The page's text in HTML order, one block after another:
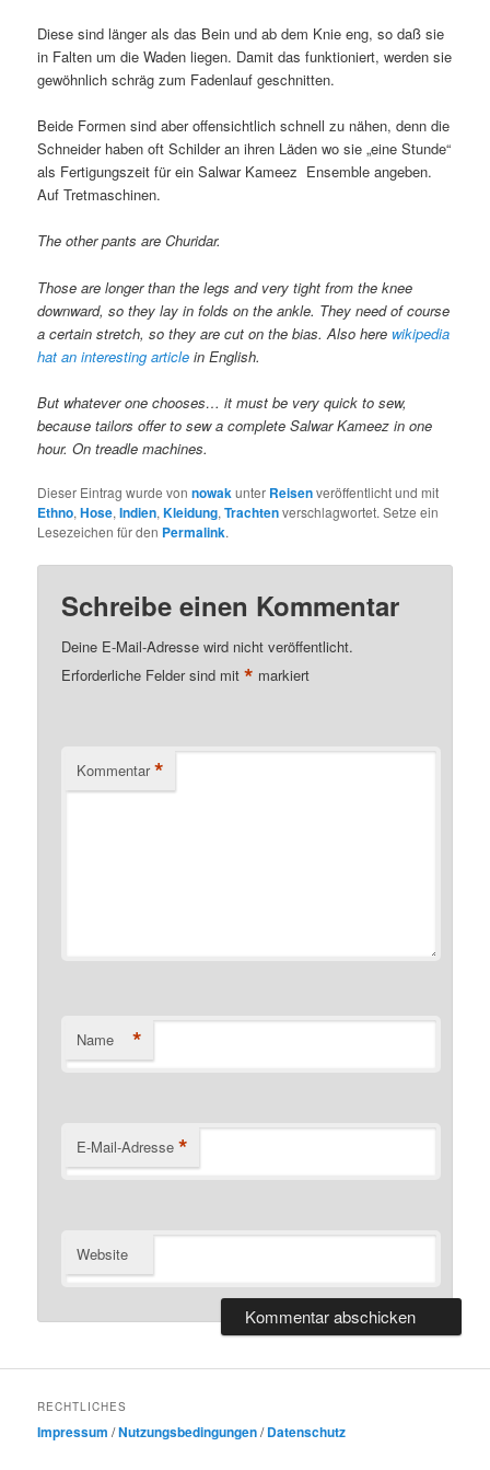
Diese sind länger als das Bein und ab dem Knie eng, so daß sie
in Falten um die Waden liegen. Damit das funktioniert, werden sie
gewöhnlich schräg zum Fadenlauf geschnitten.
Beide Formen sind aber offensichtlich schnell zu nähen, denn die
Schneider haben oft Schilder an ihren Läden wo sie „eine Stunde“
als Fertigungszeit für ein Salwar Kameez Ensemble angeben.
Auf Tretmaschinen.
The other pants are Churidar.
Those are longer than the legs and very tight from the knee
downward, so they lay in folds on the ankle. They need of course
a certain stretch, so they are cut on the bias. Also here wikipedia
hat an interesting article in English.
But whatever one chooses… it must be very quick to sew,
because tailors offer to sew a complete Salwar Kameez in one
hour. On treadle machines.
Dieser Eintrag wurde vonnowakunter Reisenveröffentlicht und mit
Ethno,Hose,Indien,Kleidung,Trachtenverschlagwortet. Setze ein
Lesezeichen für den Permalink.
Schreibe einen Kommentar
Deine E-Mail-Adresse wird nicht veröffentlicht.
Erforderliche Felder sind mit* markiert
Kommentar *
Name *
E-Mail-Adresse *
Website
RECHTLICHES
Impressum /Nutzungsbedingungen/Datenschutz